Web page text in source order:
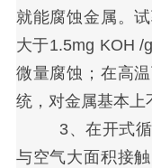
就能腐蚀金属。
大于1.5mg KOH /
微量腐蚀；在高
统，对金属基本上
3、在开式
与空气大面积接